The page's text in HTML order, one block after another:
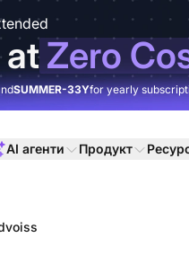
atZero
SUMMER-33Yfor yearly
AI агенти Продукт